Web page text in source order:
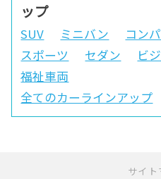
ップ
SUV ミニバン コン
スポーツ
セダン ビ
福祉車両
全てのカーラインアップ
サイト